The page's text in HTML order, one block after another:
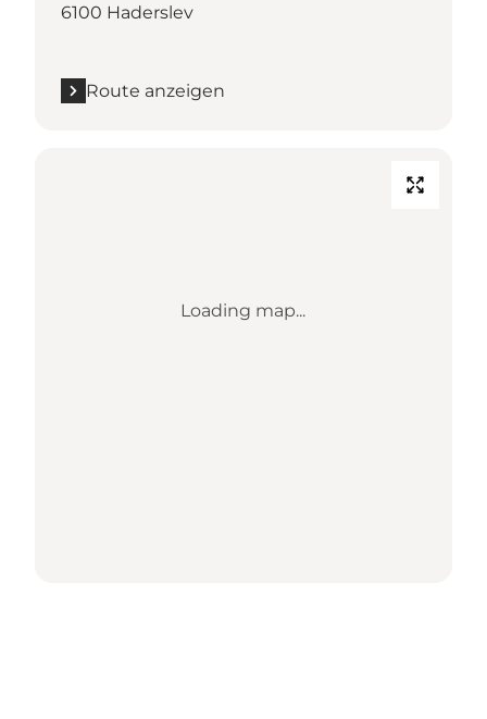
6100 Haderslev
Route anzeigen
Loading map...